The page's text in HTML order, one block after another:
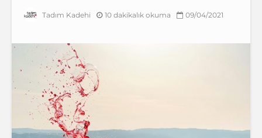
Tadım Kadehi 10 dakikalık okuma 09/04/2021